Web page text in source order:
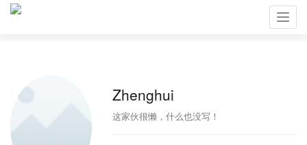
Zhenghui
这家伙很懒，什么也没写！